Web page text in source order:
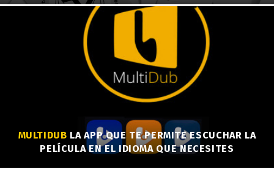
MULTIDUB LA APP QUE TE PERMITE ESCUCHAR LA
PELÍCULA EN EL IDIOMA QUE NECESITES